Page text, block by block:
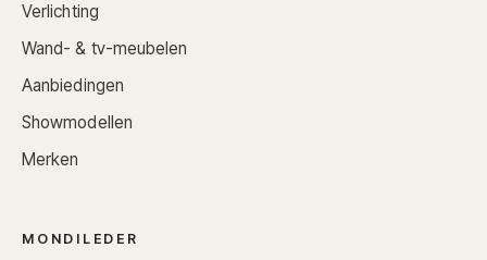
Verlichting
Wand- & tv-meubelen
Aanbiedingen
Showmodellen
Merken
MONDILEDER